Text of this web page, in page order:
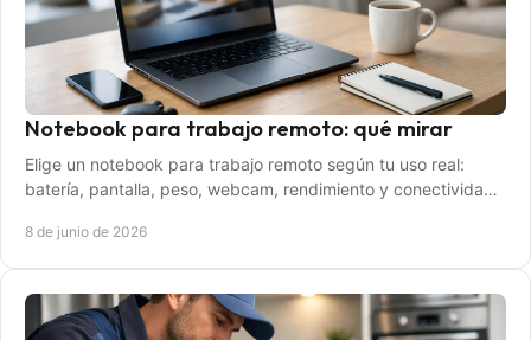
Notebook para trabajo remoto: qué mirar
Elige un notebook para trabajo remoto según tu uso real:
batería, pantalla, peso, webcam, rendimiento y conectividad
8 de junio de 2026